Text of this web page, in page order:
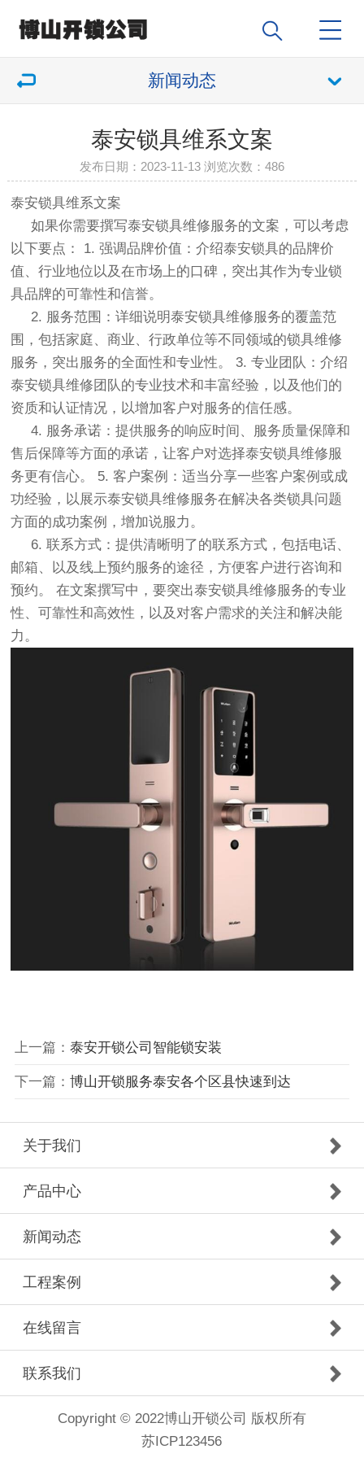
新闻动态
泰安锁具维系文案
发布日期：2023-11-13 浏览次数： 486
泰安锁具维系文案
如果你需要撰写泰安锁具维修服务的文案，可以考虑
以下要点： 1. 强调品牌价值：介绍泰安锁具的品牌价
值、行业地位以及在市场上的口碑，突出其作为专业锁
具品牌的可靠性和信誉。
2. 服务范围：详细说明泰安锁具维修服务的覆盖范
围，包括家庭、商业、行政单位等不同领域的锁具维修
服务，突出服务的全面性和专业性。 3. 专业团队：介绍
泰安锁具维修团队的专业技术和丰富经验，以及他们的
资质和认证情况，以增加客户对服务的信任感。
4. 服务承诺：提供服务的响应时间、服务质量保障和
售后保障等方面的承诺，让客户对选择泰安锁具维修服
务更有信心。 5. 客户案例：适当分享一些客户案例或成
功经验，以展示泰安锁具维修服务在解决各类锁具问题
方面的成功案例，增加说服力。
6. 联系方式：提供清晰明了的联系方式，包括电话、
邮箱、以及线上预约服务的途径，方便客户进行咨询和
预约。 在文案撰写中，要突出泰安锁具维修服务的专业
性、可靠性和高效性，以及对客户需求的关注和解决能
力。
上一篇： 泰安开锁公司智能锁安装
下一篇： 博山开锁服务泰安各个区县快速到达
关于我们
产品中心
新闻动态
工程案例
在线留言
联系我们
Copyright © 2022博山开锁公司 版权所有
苏ICP123456